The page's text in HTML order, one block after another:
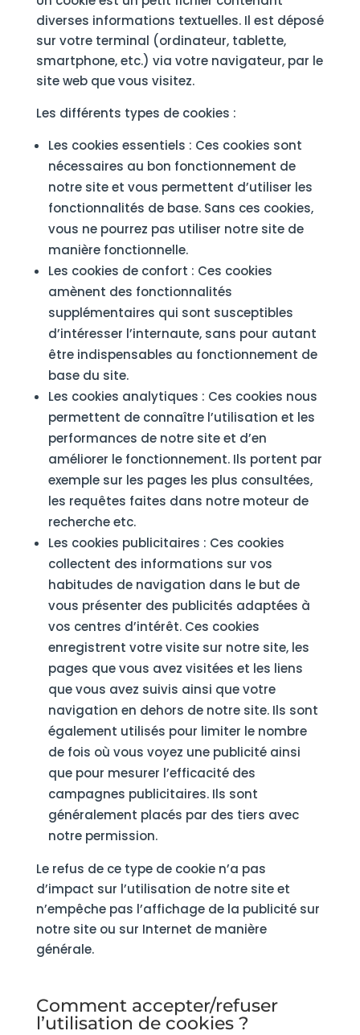
diverses informations textuelles. Il est déposé
sur votre terminal (ordinateur, tablette,
smartphone, etc.) via votre navigateur, par le
site web que vous visitez.
Les différents types de cookies :
Les cookies essentiels : Ces cookies sont
nécessaires au bon fonctionnement de
notre site et vous permettent d’utiliser les
fonctionnalités de base. Sans ces cookies,
vous ne pourrez pas utiliser notre site de
manière fonctionnelle.
Les cookies de confort : Ces cookies
amènent des fonctionnalités
supplémentaires qui sont susceptibles
d’intéresser l’internaute, sans pour autant
être indispensables au fonctionnement de
base du site.
Les cookies analytiques : Ces cookies nous
permettent de connaître l’utilisation et les
performances de notre site et d’en
améliorer le fonctionnement. Ils portent par
exemple sur les pages les plus consultées,
les requêtes faites dans notre moteur de
recherche etc.
Les cookies publicitaires : Ces cookies
collectent des informations sur vos
habitudes de navigation dans le but de
vous présenter des publicités adaptées à
vos centres d’intérêt. Ces cookies
enregistrent votre visite sur notre site, les
pages que vous avez visitées et les liens
que vous avez suivis ainsi que votre
navigation en dehors de notre site. Ils sont
également utilisés pour limiter le nombre
de fois où vous voyez une publicité ainsi
que pour mesurer l’efficacité des
campagnes publicitaires. Ils sont
généralement placés par des tiers avec
notre permission.
Le refus de ce type de cookie n’a pas
d’impact sur l’utilisation de notre site et
n’empêche pas l’affichage de la publicité sur
notre site ou sur Internet de manière
générale.
Comment accepter/refuser
l’utilisation de cookies ?